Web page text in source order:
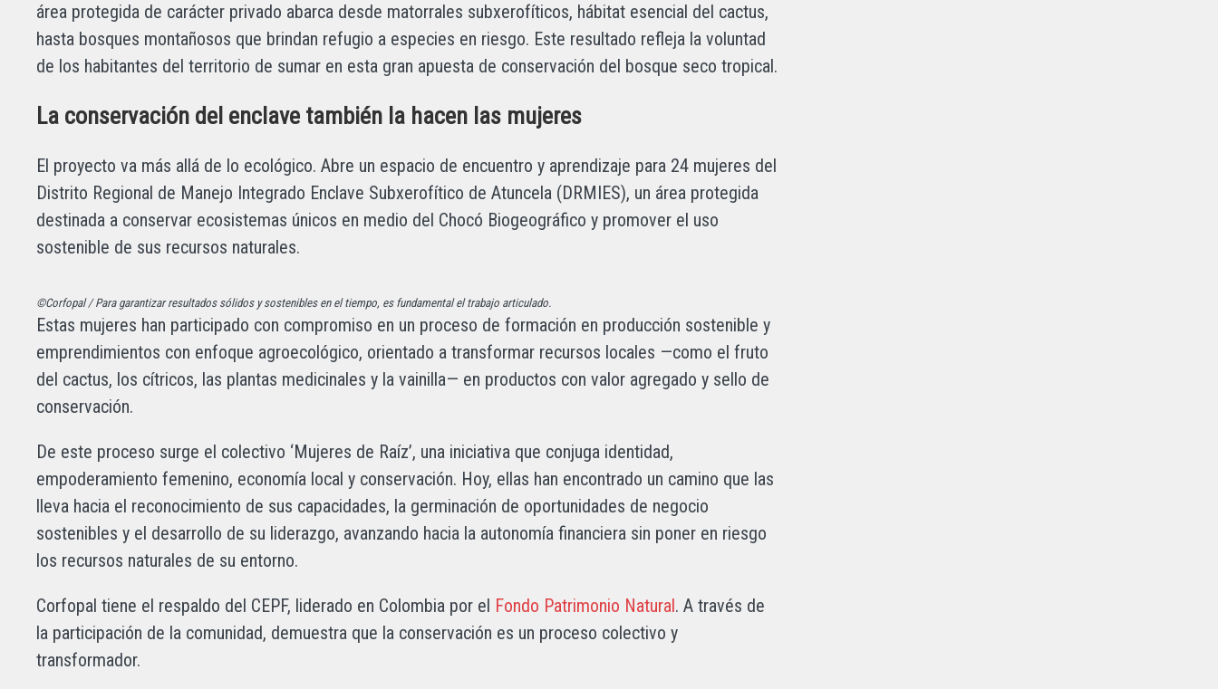
área protegida de carácter privado abarca desde matorrales subxerofíticos, hábitat esencial del cactus,
hasta bosques montañosos que brindan refugio a especies en riesgo. Este resultado refleja la voluntad
de los habitantes del territorio de sumar en esta gran apuesta de conservación del bosque seco tropical.
La conservación del enclave también la hacen las mujeres
El proyecto va más allá de lo ecológico. Abre un espacio de encuentro y aprendizaje para 24 mujeres del
Distrito Regional de Manejo Integrado Enclave Subxerofítico de Atuncela (DRMIES), un área protegida
destinada a conservar ecosistemas únicos en medio del Chocó Biogeográfico y promover el uso
sostenible de sus recursos naturales.
©Corfopal / Para garantizar resultados sólidos y sostenibles en el tiempo, es fundamental el trabajo articulado.
Estas mujeres han participado con compromiso en un proceso de formación en producción sostenible y
emprendimientos con enfoque agroecológico, orientado a transformar recursos locales —como el fruto
del cactus, los cítricos, las plantas medicinales y la vainilla— en productos con valor agregado y sello de
conservación.
De este proceso surge el colectivo ‘Mujeres de Raíz’, una iniciativa que conjuga identidad,
empoderamiento femenino, economía local y conservación. Hoy, ellas han encontrado un camino que las
lleva hacia el reconocimiento de sus capacidades, la germinación de oportunidades de negocio
sostenibles y el desarrollo de su liderazgo, avanzando hacia la autonomía financiera sin poner en riesgo
los recursos naturales de su entorno.
Corfopal tiene el respaldo del CEPF, liderado en Colombia por el Fondo Patrimonio Natural. A través de
la participación de la comunidad, demuestra que la conservación es un proceso colectivo y
transformador.